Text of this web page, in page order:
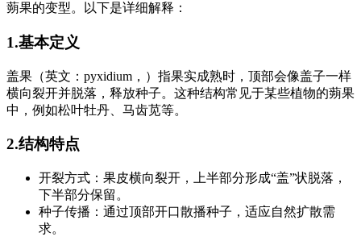
蒴果的变型。以下是详细解释：
1.基本定义
盖果（英文：pyxidium，）指果实成熟时，顶部会像盖子一样
横向裂开并脱落，释放种子。这种结构常见于某些植物的蒴果
中，例如松叶牡丹、马齿苋等。
2.结构特点
开裂方式：果皮横向裂开，上半部分形成“盖”状脱落，
下半部分保留。
种子传播：通过顶部开口散播种子，适应自然扩散需
求。